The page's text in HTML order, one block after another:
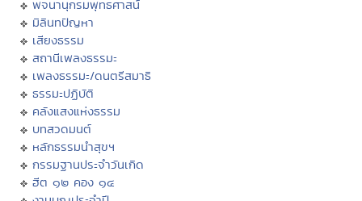
พจนานุกรมพุทธศาสน์
มิลินทปัญหา
เสียงธรรม
สถานีเพลงธรรมะ
เพลงธรรมะ/ดนตรีสมาธิ
ธรรมะปฏิบัติ
คลังแสงแห่งธรรม
บทสวดมนต์
หลักธรรมนำสุขฯ
กรรมฐานประจำวันเกิด
ฮีต ๑๒ คอง ๑๔